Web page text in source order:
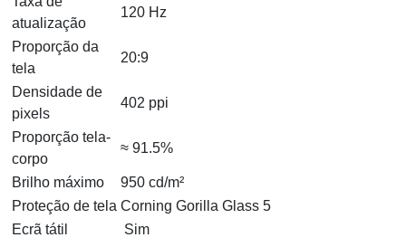
atualização
120 Hz
Proporção da
tela
20:9
Densidade de
pixels
402 ppi
Proporção tela-
corpo
≈ 91.5%
Brilho máximo
950 cd/m²
Proteção de tela Corning Gorilla Glass 5
Ecrã tátil
Sim